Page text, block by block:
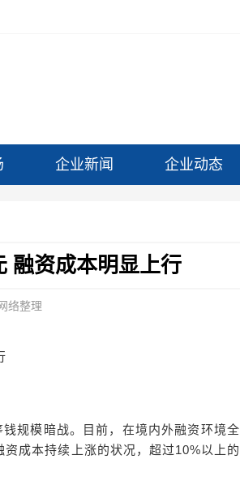
企业新闻 企业动态
融资成本明显上行
络整理
规模暗战。目前，在境内外融资环境全
成本持续上涨的状况，超过10%以上的